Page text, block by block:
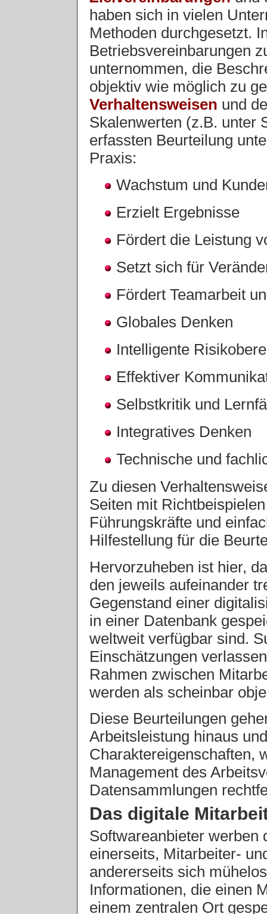
haben sich in vielen
Methoden durchgesetzt.
Betriebsvereinbarungen
unternommen, die
objektiv wie möglich zu
Verhaltensweisen und
Skalenwerten (z.B. unter
erfassten Beurteilung
Praxis:
Wachstum und
Erzielt Ergebnisse
Fördert die Leistung
Setzt sich für
Fördert Teamarbeit
Globales Denken
Intelligente
Effektiver
Selbstkritik und
Integratives Denken
Technische und
Zu diesen
Seiten mit
Führungskräfte und
Hilfestellung für die
Hervorzuheben ist hier,
den jeweils aufeinander
Gegenstand einer
in einer Datenbank
weltweit verfügbar sind.
Einschätzungen
Rahmen zwischen
werden als scheinbar
Diese Beurteilungen
Arbeitsleistung hinaus
Charaktereigenschaften,
Management des
Datensammlungen
Das digitale
Softwareanbieter werben
einerseits, Mitarbeiter-
andererseits sich
Informationen, die einen
einem zentralen Ort